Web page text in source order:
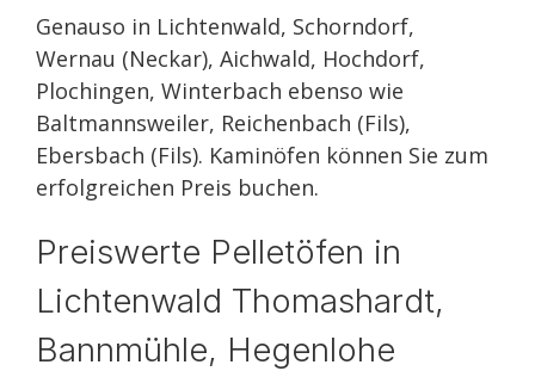
Genauso in Lichtenwald, Schorndorf,
Wernau (Neckar), Aichwald, Hochdorf,
Plochingen, Winterbach ebenso wie
Baltmannsweiler, Reichenbach (Fils),
Ebersbach (Fils). Kaminöfen können Sie zum
erfolgreichen Preis buchen.
Preiswerte Pelletöfen in
Lichtenwald Thomashardt,
Bannmühle, Hegenlohe